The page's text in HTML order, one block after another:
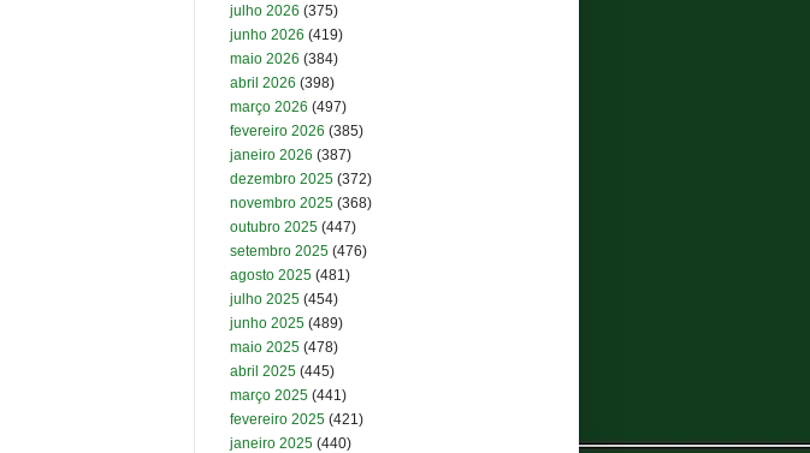
julho 2026 (375)
junho 2026 (419)
maio 2026 (384)
abril 2026 (398)
março 2026 (497)
fevereiro 2026 (385)
janeiro 2026 (387)
dezembro 2025 (372)
novembro 2025 (368)
outubro 2025 (447)
setembro 2025 (476)
agosto 2025 (481)
julho 2025 (454)
junho 2025 (489)
maio 2025 (478)
abril 2025 (445)
março 2025 (441)
fevereiro 2025 (421)
janeiro 2025 (440)